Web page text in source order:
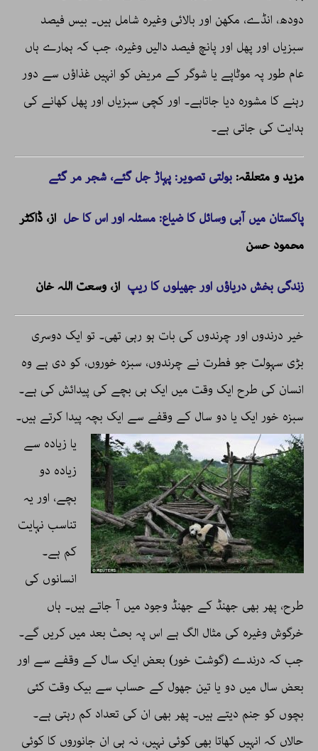
دودھ، انڈے، مکھن اور بالائی وغیرہ شامل ہیں۔ بیس فیصد
سبزیاں اور پھل اور پانچ فیصد دالیں وغیرہ، جب کہ ہمارے ہاں
عام طور پہ موٹاپے یا شوگر کے مریض کو انہیں غذاؤں سے دور
رہنے کا مشورہ دیا جاتاہے۔ اور کچی سبزیاں اور پھل کھانے کی
ہدایت کی جاتی ہے۔
مزید و متعلقہ: بولتی تصویر: پہاڑ جل گئے، شجر مر گئے
پاکستان میں آبی وسائل کا ضیاع: مسئلہ اور اس کا حل از، ڈاکٹر
محمود حسن
زندگی بخش دریاؤں اور جھیلوں کا ریپ از، وسعت اللہ خان
خیر درندوں اور چرندوں کی بات ہو رہی تھی۔ تو ایک دوسری
بڑی سہولت جو فطرت نے چرندوں، سبزہ خوروں، کو دی ہے وہ
انسان کی طرح ایک وقت میں ایک ہی بچے کی پیدائش کی ہے۔
سبزہ خور ایک یا دو سال کے وقفے سے ایک بچہ پیدا کرتے ہیں۔
یا زیادہ سے
زیادہ دو
بچے، اور یہ
تناسب نہایت
کم ہے۔
انسانوں کی
طرح، پھر بھی جھنڈ کے جھنڈ وجود میں آ جاتے ہیں۔ ہاں
خرگوش وغیرہ کی مثال الگ ہے اس پہ بحث بعد میں کریں گے۔
جب کہ درندے (گوشت خور) بعض ایک سال کے وقفے سے اور
بعض سال میں دو یا تین جھول کے حساب سے بیک وقت کئی
بچوں کو جنم دیتے ہیں۔ پھر بھی ان کی تعداد کم رہتی ہے۔
حالاں کہ انہیں کھاتا بھی کوئی نہیں، نہ ہی ان جانوروں کا کوئی